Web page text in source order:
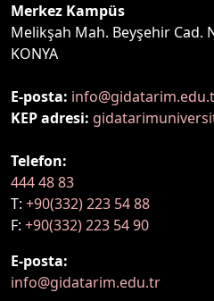
Merkez Kampüs
Melikşah Mah. Beyşehir Cad.
KONYA
E-posta:
KEP adresi:
Telefon:
444 48 83
T: +90(332) 223 54 88
F: +90(332) 223 54 90
E-posta:
info@gidatarim.edu.tr